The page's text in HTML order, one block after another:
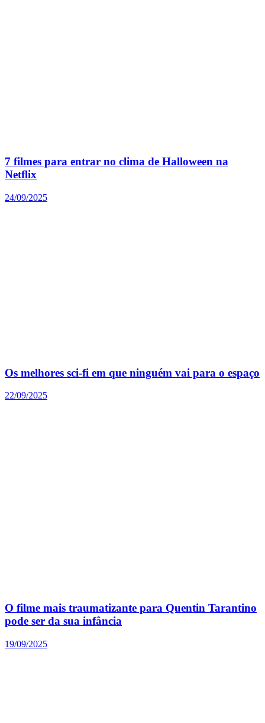
7 filmes para entrar no clima de Halloween na
Netflix
24/09/2025
Os melhores sci-fi em que ninguém vai para o espaço
22/09/2025
O filme mais traumatizante para Quentin Tarantino
pode ser da sua infância
19/09/2025